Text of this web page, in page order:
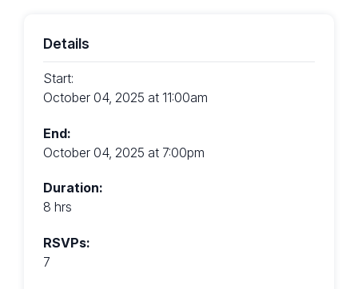
Details
Start:
October 04, 2025 at 11:00am
End:
October 04, 2025 at 7:00pm
Duration:
8 hrs
RSVPs:
7